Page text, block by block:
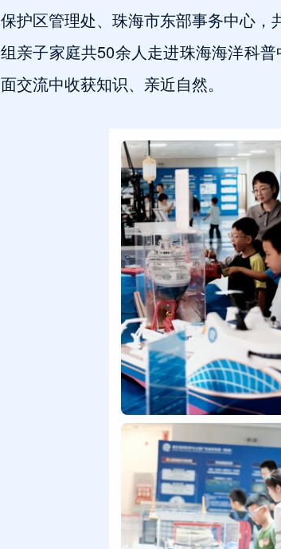
保护区管理处、珠海市东部事务中心，
组亲子家庭共50余人走进珠海海洋科
面交流中收获知识、亲近自然。